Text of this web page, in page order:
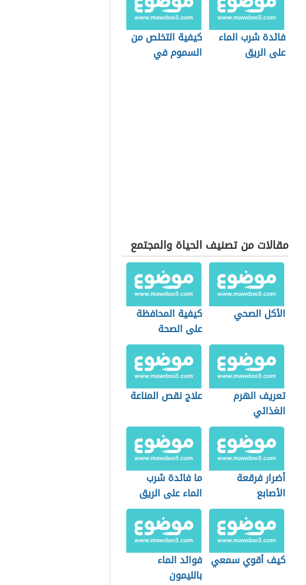
فائدة شرب الماء
على الريق
كيفية التخلص من
السموم في
مقالات من تصنيف الحياة والمجتمع
الأكل الصحي
كيفية المحافظة
على الصحة
تعريف الهرم
الغذائي
علاج نقص المناعة
أضرار فرقعة
الأصابع
ما فائدة شرب
الماء على الريق
كيف أقوي سمعي فوائد الماء
بالليمون